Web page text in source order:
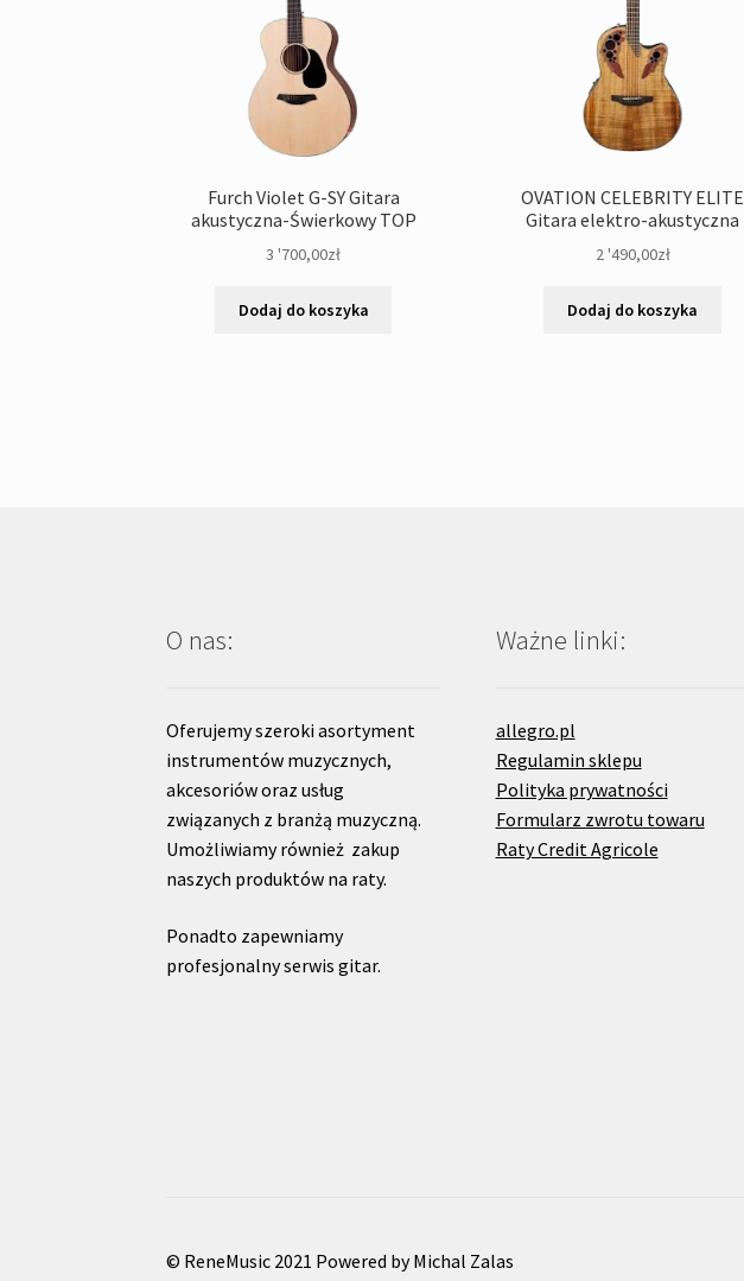
Furch Violet G-SY Gitara
akustyczna-Świerkowy TOP
3 '700,00zł
Dodaj do koszyka
OVATION CELEBRITY ELITE
Gitara elektro-akustyczna
2 '490,00zł
Dodaj do koszyka
O nas:
Oferujemy szeroki asortyment
instrumentów muzycznych,
akcesoriów oraz usług
związanych z branżą muzyczną.
Umożliwiamy również zakup
naszych produktów na raty.
Ponadto zapewniamy
profesjonalny serwis gitar.
Ważne linki:
allegro.pl
Regulamin sklepu
Polityka prywatności
Formularz zwrotu towaru
Raty Credit Agricole
© ReneMusic 2021 Powered by Michal Zalas